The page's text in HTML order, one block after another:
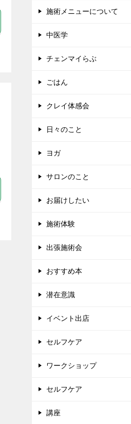
施術メニューについて
中医学
チェンマイらぶ
ごはん
クレイ体感会
日々のこと
ヨガ
サロンのこと
お届けしたい
施術体験
出張施術会
おすすめ本
潜在意識
イベント出店
セルフケア
ワークショップ
セルフケア
講座